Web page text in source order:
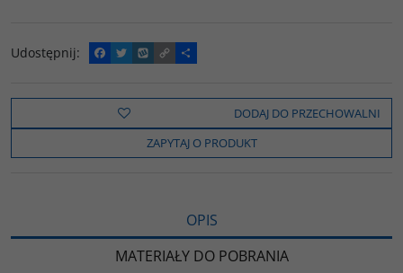
Udostępnij:
F
a
e
o
k
T
w
t
t
e
W
y
o
C
o
y
i
n
k
P
o
z
e
l
s
DODAJ DO PRZECHOWALNI
ZAPYTAJ O PRODUKT
OPIS
MATERIAŁY DO POBRANIA